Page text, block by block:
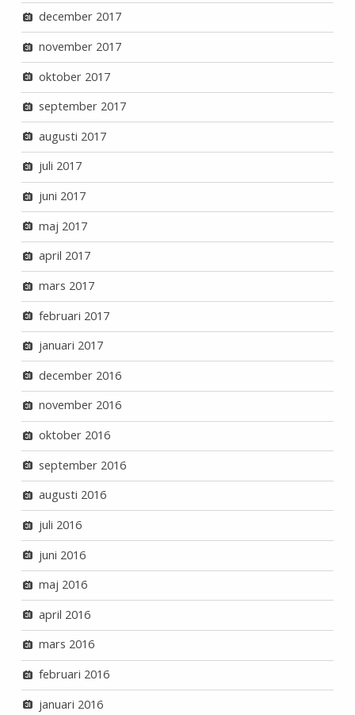
december 2017
november 2017
oktober 2017
september 2017
augusti 2017
juli 2017
juni 2017
maj 2017
april 2017
mars 2017
februari 2017
januari 2017
december 2016
november 2016
oktober 2016
september 2016
augusti 2016
juli 2016
juni 2016
maj 2016
april 2016
mars 2016
februari 2016
januari 2016